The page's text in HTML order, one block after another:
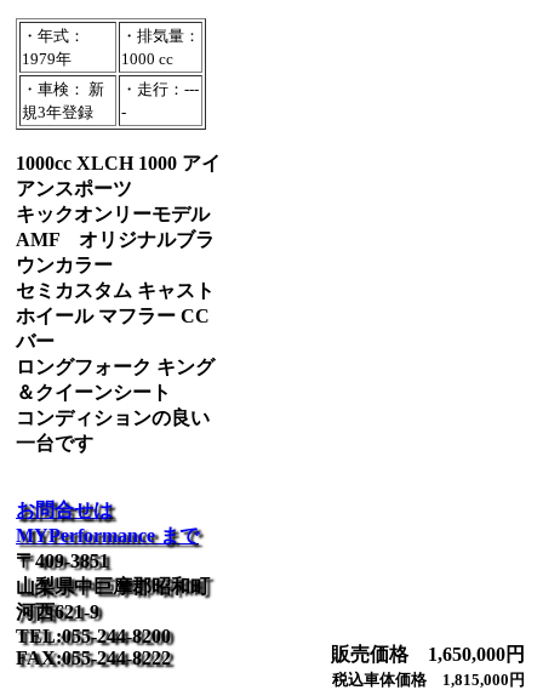
・年式：
1979年
・排気量：
1000 cc
・車検： 新
規3年登録
・走行：---
-
1000cc XLCH 1000 アイ
アンスポーツ
キックオンリーモデル
AMF オリジナルブラ
ウンカラー
セミカスタム キャスト
ホイール マフラー CC
バー
ロングフォーク キング
＆クイーンシート
コンディションの良い
一台です
お問合せは
MYPerformance まで
〒409-3851
山梨県中巨摩郡昭和町
河西621-9
TEL:055-244-8200
FAX:055-244-8222
販売価格 1,650,000円
税込車体価格 1,815,000円